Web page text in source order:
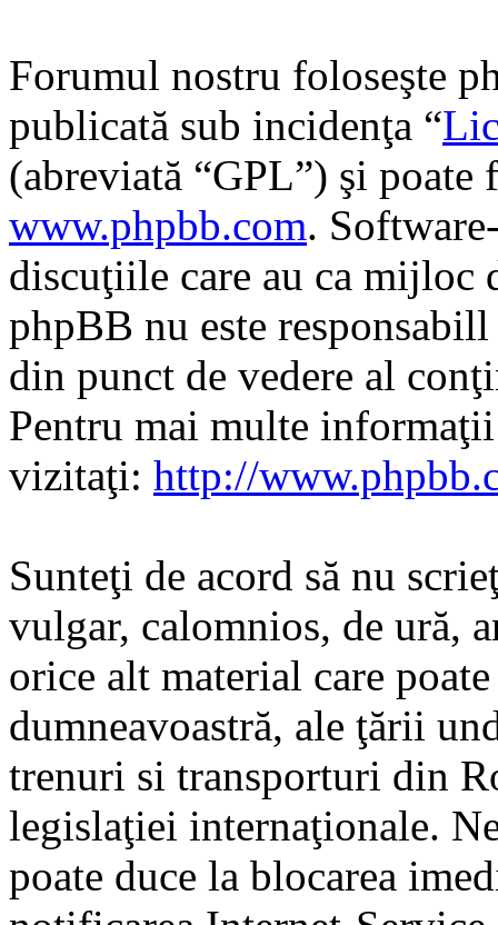
Forumul nostru foloseşte
publicată sub incidenţa “
(abreviată “GPL”) şi poate
www.phpbb.com.
discuţiile care au ca mijloc
phpBB nu este
din punct de vedere al
Pentru mai multe
vizitaţi: http://
Sunteţi de acord să nu
vulgar, calomnios, de ură,
orice alt material care
dumneavoastră, ale ţării
trenuri si transporturi din
legislaţiei internaţionale.
poate duce la blocarea